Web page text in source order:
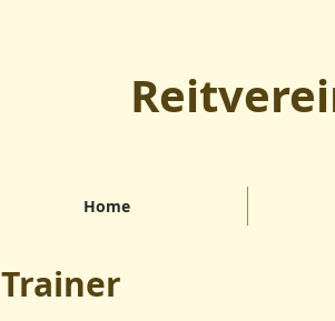
Home
Trainer